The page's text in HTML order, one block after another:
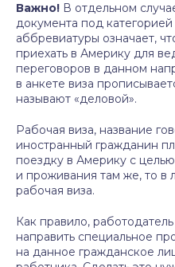
Важно! В отдельном
документа под
аббревиатуры означает,
приехать в Америку для
переговоров в данном
в анкете виза
называют «деловой».
Рабочая виза, название
иностранный гражданин
поездку в Америку с
и проживания там же, то в
рабочая виза.
Как правило,
направить специальное
на данное гражданское